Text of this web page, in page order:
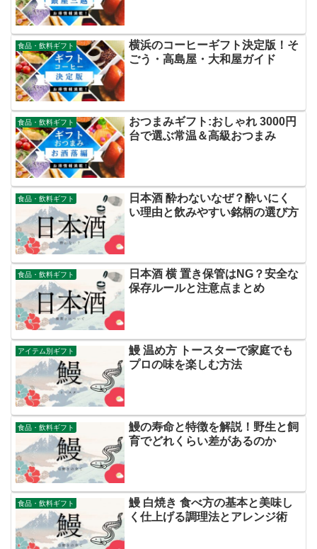
食品・飲料ギフト
横浜のコーヒーギフト決定版！そ
ごう・高島屋・大和屋ガイド
食品・飲料ギフト
おつまみギフト:おしゃれ 3000円
台で選ぶ常温＆高級おつまみ
食品・飲料ギフト
日本酒 酔わないなぜ？酔いにく
い理由と飲みやすい銘柄の選び方
食品・飲料ギフト
日本酒 横 置き保管はNG？安全な
保存ルールと注意点まとめ
アイテム別ギフト
鰻 温め方 トースターで家庭でも
プロの味を楽しむ方法
食品・飲料ギフト
鰻の寿命と特徴を解説！野生と飼
育でどれくらい差があるのか
食品・飲料ギフト
鰻 白焼き 食べ方の基本と美味し
く仕上げる調理法とアレンジ術